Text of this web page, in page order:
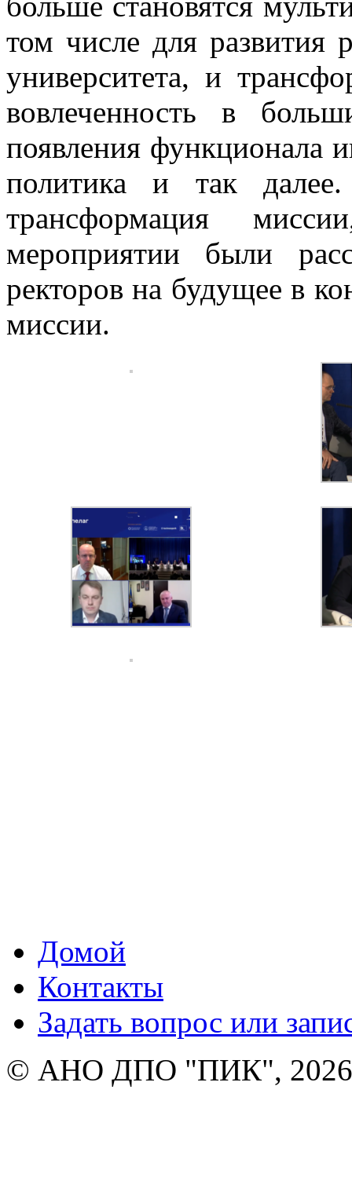
том числе для развития
университета, и
вовлеченность в
появления функционала
политика и так
трансформация
мероприятии были
ректоров на будущее в
миссии.
Домой
Контакты
Задать вопрос или
© АНО ДПО "ПИК", 2026